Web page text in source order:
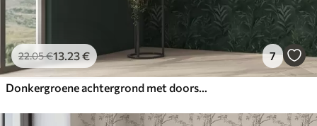
22.05€13.23€ 7
Donkergroene achtergrond met doorschijnende bladeren